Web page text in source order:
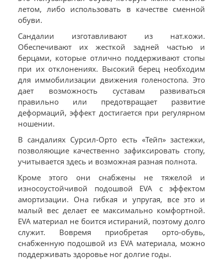
летом, либо использовать в качестве сменной
обуви.
Сандалии изготавливают из нат.кожи.
Обеспечивают их жесткой задней частью и
берцами, которые отлично поддерживают стопы
при их отклонениях. Высокий берец необходим
для иммобилизации движения голеностопа. Это
дает возможность суставам развиваться
правильно или предотвращает развитие
деформаций, эффект достигается при регулярном
ношении.
В сандалиях Сурсил-Орто есть «Тейп» застежки,
позволяющие качественно зафиксировать стопу,
учитывается здесь и возможная разная полнота.
Кроме этого они снабжены не тяжелой и
износоустойчивой подошвой EVA с эффектом
амортизации. Она гибкая и упругая, все это и
малый вес делает ее максимально комфортной.
EVA материал не боится истираний, поэтому долго
служит. Вовремя приобретая орто-обувь,
снабженную подошвой из EVA материала, можно
поддерживать здоровье ног долгие годы.